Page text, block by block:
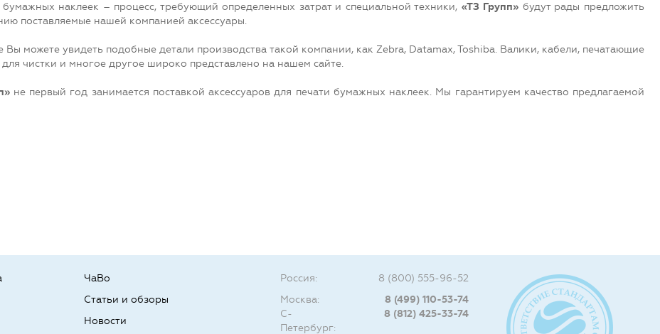
бумажных наклеек – процесс, требующий определенных затрат и специальной техники, «ТЗ Групп» будут рады предложить
поставляемые нашей компанией аксессуары.
Вы можете увидеть подобные детали производства такой компании, как Zebra, Datamax, Toshiba. Валики, кабели, печатающие
для чистки и многое другое широко представлено на нашем сайте.
не первый год занимается поставкой аксессуаров для печати бумажных наклеек. Мы гарантируем качество предлагаемой
ЧаВо
Статьи и обзоры
Новости
Россия:
8 (800) 555-96-52
Москва:
8 (499) 110-53-74
С-
Петербург:
8 (812) 425-33-74